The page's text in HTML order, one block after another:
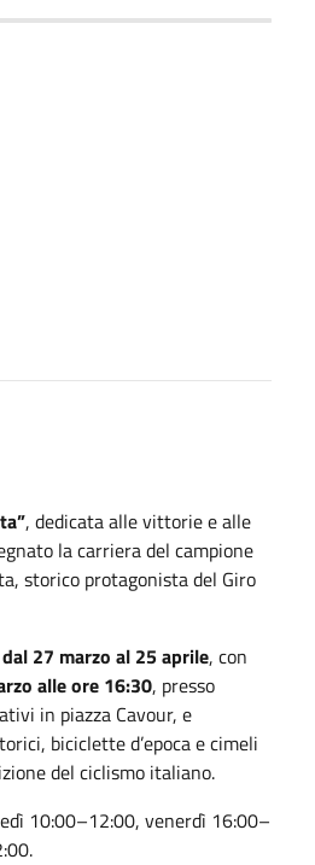
, dedicata alle vittorie e alle
la carriera del campione
storico protagonista del Giro
dal 27 marzo al 25 aprile, con
alle ore 16:30, presso
in piazza Cavour, e
biciclette d’epoca e cimeli
del ciclismo italiano.
10:00–12:00, venerdì 16:00–